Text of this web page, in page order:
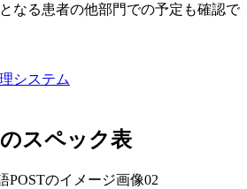
なる患者の他部門での予定も確認で
システム
スペック表